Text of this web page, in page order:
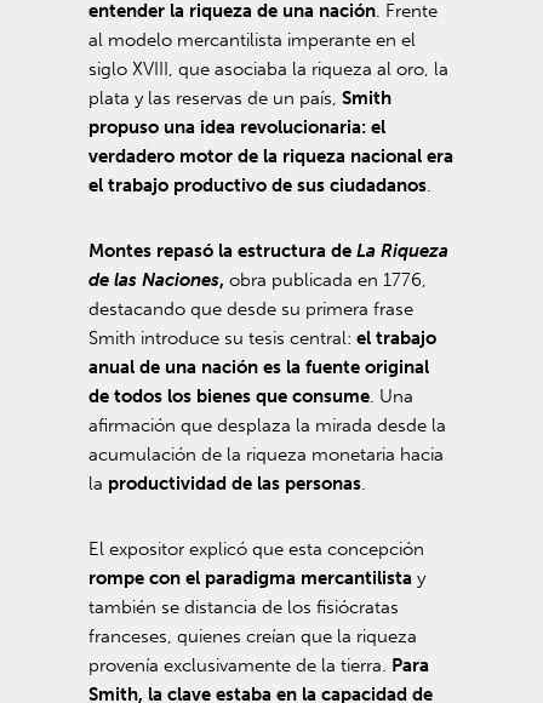
entender la riqueza de una nación. Frente
al modelo mercantilista imperante en el
siglo XVIII, que asociaba la riqueza al oro, la
plata y las reservas de un país,Smith
propuso una idea revolucionaria: el
verdadero motor de la riqueza nacional era
el trabajo productivo de sus ciudadanos.
Montes repasó la estructura deLa Riqueza
de las Naciones,obra publicada en 1776,
destacando que desde su primera frase
Smith introduce su tesis central:el trabajo
anual de una nación es la fuente original
de todos los bienes que consume. Una
afirmación que desplaza la mirada desde la
acumulación de la riqueza monetaria hacia
la productividad de las personas.
El expositor explicó que esta concepción
rompe con el paradigma mercantilista y
también se distancia de los fisiócratas
franceses, quienes creían que la riqueza
provenía exclusivamente de la tierra. Para
Smith, la clave estaba en la capacidad de